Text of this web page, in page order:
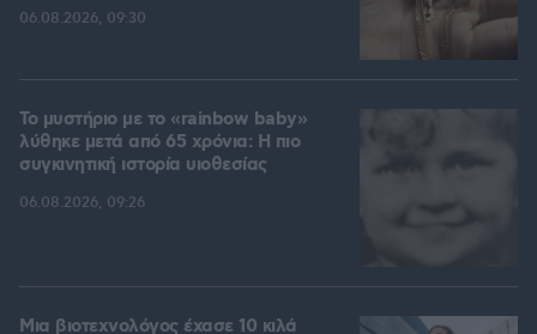
06.08.2026, 09:30
Το μυστήριο με το «rainbow baby»
λύθηκε μετά από 65 χρόνια: Η πιο
συγκινητική ιστορία υιοθεσίας
06.08.2026, 09:26
Μια βιοτεχνολόγος έχασε 10 κιλά